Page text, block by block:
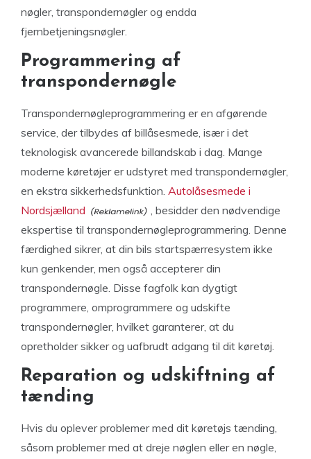
nøgler, transpondernøgler og endda
fjernbetjeningsnøgler.
Programmering af
transpondernøgle
Transpondernøgleprogrammering er en afgørende
service, der tilbydes af billåsesmede, især i det
teknologisk avancerede billandskab i dag. Mange
moderne køretøjer er udstyret med transpondernøgler,
en ekstra sikkerhedsfunktion. Autolåsesmede i
Nordsjælland
, besidder den nødvendige
ekspertise til transpondernøgleprogrammering. Denne
færdighed sikrer, at din bils startspærresystem ikke
kun genkender, men også accepterer din
transpondernøgle. Disse fagfolk kan dygtigt
programmere, omprogrammere og udskifte
transpondernøgler, hvilket garanterer, at du
opretholder sikker og uafbrudt adgang til dit køretøj.
Reparation og udskiftning af
tænding
Hvis du oplever problemer med dit køretøjs tænding,
såsom problemer med at dreje nøglen eller en nøgle,